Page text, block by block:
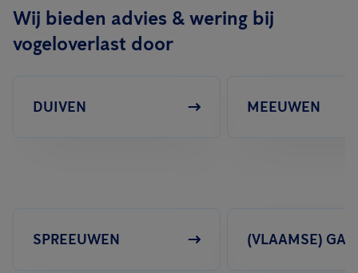
Wij bieden advies & wering bij
vogeloverlast door
DUIVEN MEEUWEN
SPREEUWEN (VLAAMSE)